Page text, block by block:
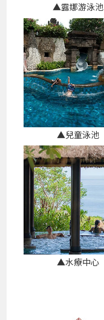
▲露娜游泳池
▲兒童泳池
▲水療中心